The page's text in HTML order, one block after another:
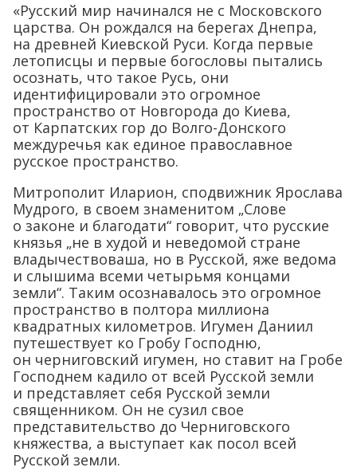
«Русский мир начинался не с Московского
царства. Он рождался на берегах Днепра,
на древней Киевской Руси. Когда первые
летописцы и первые богословы пытались
осознать, что такое Русь, они
идентифицировали это огромное
пространство от Новгорода до Киева,
от Карпатских гор до Волго-Донского
междуречья как единое православное
русское пространство.
Митрополит Иларион, сподвижник Ярослава
Мудрого, в своем знаменитом „Слове
о законе и благодати“ говорит, что русские
князья „не в худой и неведомой стране
владычествоваша, но в Русской, яже ведома
и слышима всеми четырьмя концами
земли“. Таким осознавалось это огромное
пространство в полтора миллиона
квадратных километров. Игумен Даниил
путешествует ко Гробу Господню,
он черниговский игумен, но ставит на Гробе
Господнем кадило от всей Русской земли
и представляет себя Русской земли
священником. Он не сузил свое
представительство до Черниговского
княжества, а выступает как посол всей
Русской земли.